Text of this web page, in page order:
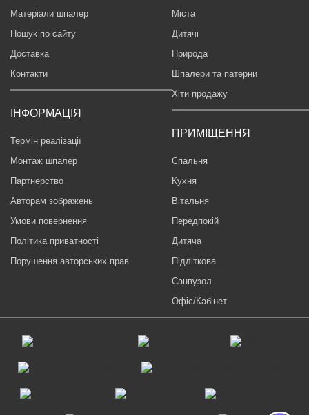
Матеріали шпалер
Пошук по сайту
Доставка
Контакти
ІНФОРМАЦІЯ
Термін реалізації
Монтаж шпалер
Партнерство
Авторам зображень
Умови повернення
Політика приватності
Порушення авторських прав
Міста
Дитячі
Природа
Шпалери та патерни
Хіти продажу
ПРИМІЩЕННЯ
Спальня
Кухня
Вітальня
Передпокій
Дитяча
Підліткова
Санвузол
Офіс/Кабінет